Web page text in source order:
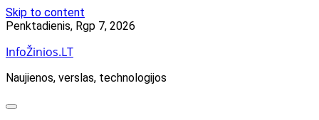
Skip to content
Penktadienis, Rgp 7, 2026
InfoŽinios.LT
Naujienos, verslas, technologijos